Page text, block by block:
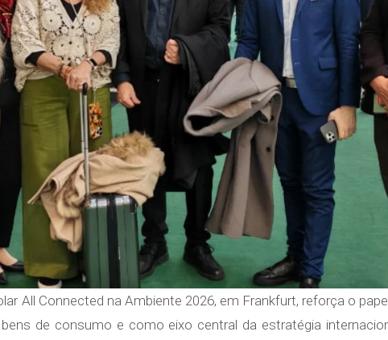
All Connected na Ambiente 2026, em Frankfurt, reforça o
de consumo e como eixo central da estratégia